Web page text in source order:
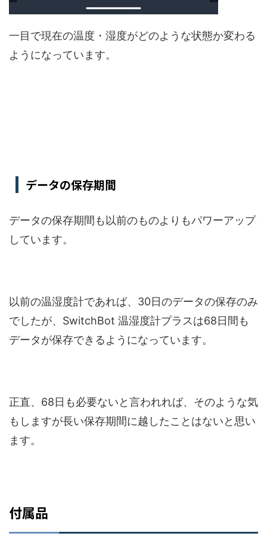
一目で現在の温度・湿度がどのような状態か変わる
ようになっています。
データの保存期間
データの保存期間も以前のものよりもパワーアップ
しています。
以前の温湿度計であれば、30日のデータの保存のみ
でしたが、SwitchBot 温湿度計プラスは68日間も
データが保存できるようになっています。
正直、68日も必要ないと言われれば、そのような気
もしますが長い保存期間に越したことはないと思い
ます。
付属品